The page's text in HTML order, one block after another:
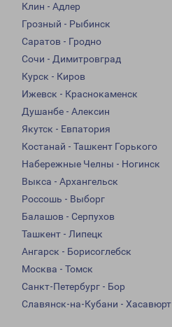
Клин - Адлер
Грозный - Рыбинск
Саратов - Гродно
Сочи - Димитровград
Курск - Киров
Ижевск - Краснокаменск
Душанбе - Алексин
Якутск - Евпатория
Костанай - Ташкент Горького
Набережные Челны - Ногинск
Выкса - Архангельск
Россошь - Выборг
Балашов - Серпухов
Ташкент - Липецк
Ангарск - Борисоглебск
Москва - Томск
Санкт-Петербург - Бор
Славянск-на-Кубани - Хасавюрт